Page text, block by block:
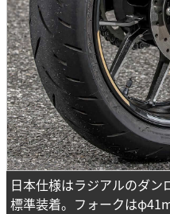
日本仕様はラジアルのダン
標準装着。フォークは